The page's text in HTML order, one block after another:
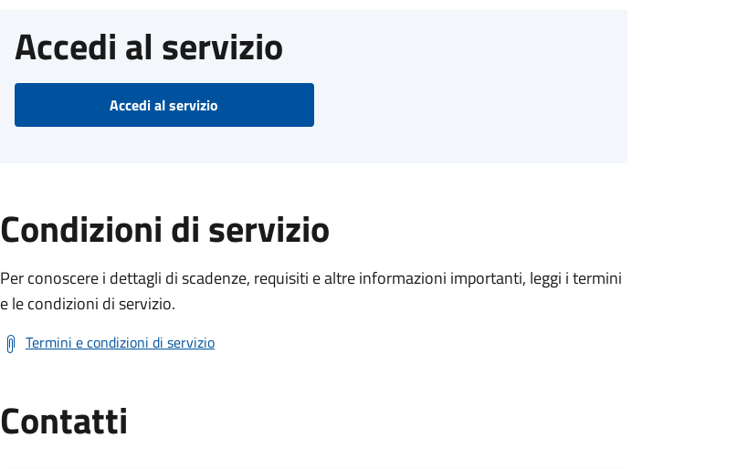
Accedi al servizio
Accedi al servizio
Condizioni di servizio
Per conoscere i dettagli di scadenze, requisiti e altre informazioni importanti, leggi i termini
e le condizioni di servizio.
Termini e condizioni di servizio
Contatti